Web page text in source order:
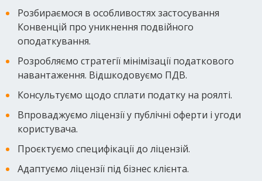
Розбираємося в особливостях застосування
Конвенцій про уникнення подвійного
оподаткування.
Розробляємо стратегії мінімізації податкового
навантаження. Відшкодовуємо ПДВ.
Консультуємо щодо сплати податку на роялті.
Впроваджуємо ліцензії у публічні оферти і угоди
користувача.
Проєктуємо специфікації до ліцензій.
Адаптуємо ліцензії під бізнес клієнта.